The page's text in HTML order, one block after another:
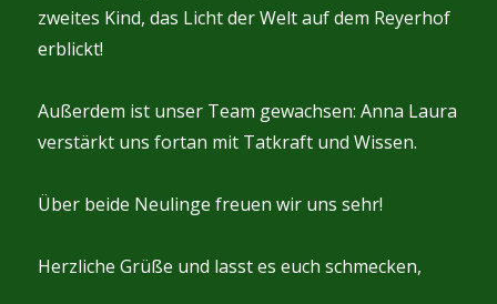
zweites Kind, das Licht der Welt auf dem Reyerhof
erblickt!
Außerdem ist unser Team gewachsen: Anna Laura
verstärkt uns fortan mit Tatkraft und Wissen.
Über beide Neulinge freuen wir uns sehr!
Herzliche Grüße und lasst es euch schmecken,